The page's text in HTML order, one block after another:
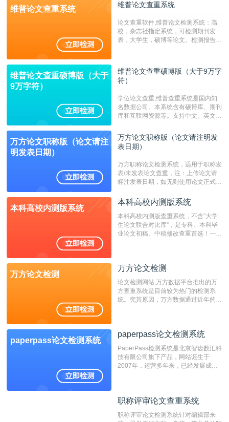
维普论文查重系统 维普论文查重系统
论文查重软件,维普论文检测系统：高
校，杂志社指定系统，可检测期刊发
表，大学生，硕博等论文。检测报告支
维普论文查重硕博版（大于
9万字符）
维普论文查重硕博版（大于9万字
符）
学位论文查重,维普查重系统是国内知
名数据公司。本系统含有硕博库、期刊
库和互联网资源等。支持中文、英文、
定院校！！！
万方论文职称版（论文请注
明发表日期）
万方论文职称版（论文请注明发
表日期）
万方职称论文检测系统，适用于职称发
表/未发表论文查重，注：上传论文请
标注发表日期，如无则使用论文正式发
成时间作为发表日期。
本科高校内测版系统
本科高校内测版系统
本科高校内测版查重系统，不含”大学
生论文联合对比库“，是专科、本科毕
业论文初稿、中稿修改查重首选！——
万方论文检测
万方论文检测
论文检测网站,万方数据平台推出的万
方查重系统是目前较为热门的检测系
统。究其原因，万方数据通过近年的发
非。其次，相对于知网而言，万方检测
重的推荐系统。
paperpass论文检测系统
paperpass论文检测系统
PaperPass检测系统是北京智齿数汇科
技有限公司旗下产品，网站诞生于
2007年，运营多年来，已经发展成为
检测速度快、精度高，市场反映良好。
职称评审论文查重系统
职称评审论文检测系统针对编辑部来